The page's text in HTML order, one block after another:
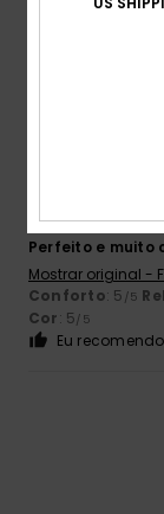
Jean Louis16.
Perfeito e muito
Mostrar original -
Conforto: 5 /5
Cor: 5/5
Eu